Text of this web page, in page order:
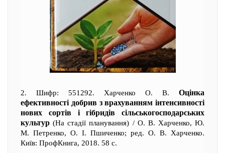
2. Шифр: 551292. Харченко О. В. Оцінка
ефективності добрив з врахуванням інтенсивності
нових сортів і гібридів сільськогосподарських
культур (На стадії планування) / О. В. Харченко, Ю.
М. Петренко, О. І. Пшиченко; ред. О. В. Харченко.
Київ: ПрофКнига, 2018. 58 с.